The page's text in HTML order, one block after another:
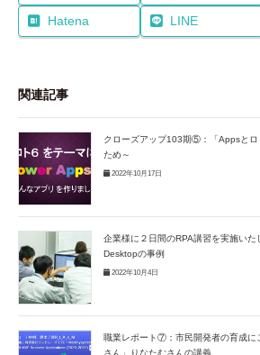
Hatena LINE
関連記事
クローズアップ103期⑤：「Appsと
ため～
2022年10月17日
企業様に２日間のRPA講習を実施い
Desktopの事例
2022年10月4日
職業レポート⑦：市民開発者の育成に
さん」りなたむさんの講義